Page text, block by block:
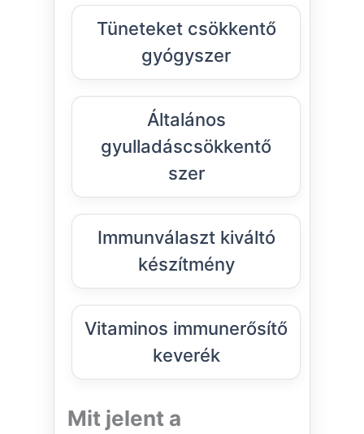
Tüneteket csökkentő
gyógyszer
Általános
gyulladáscsökkentő
szer
Immunválaszt kiváltó
készítmény
Vitaminos immunerősítő
keverék
Mit jelent a